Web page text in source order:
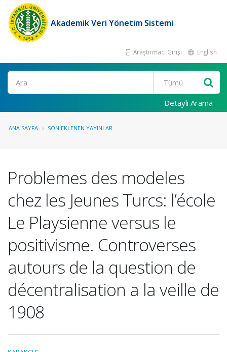
Akademik Veri Yönetim Sistemi
Araştırmacı Girişi English
Ara
Detaylı Arama
ANA SAYFA SON EKLENEN YAYINLAR
Problemes des modeles
chez les Jeunes Turcs: l’école
Le Playsienne versus le
positivisme. Controverses
autours de la question de
décentralisation a la veille de
1908